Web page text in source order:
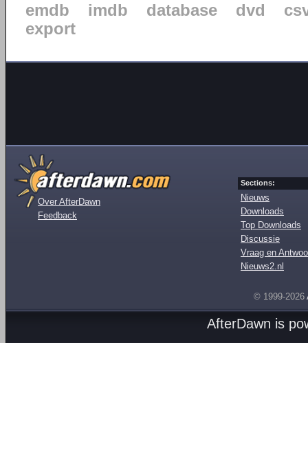
emdb
imdb database dvd
export
Over AfterDawn
Feedback
Sections:
Nieuws
Downloads
Top Downloads
Discussie
Vraag en
Nieuws2.nl
© 1999-2026
AfterDawn is